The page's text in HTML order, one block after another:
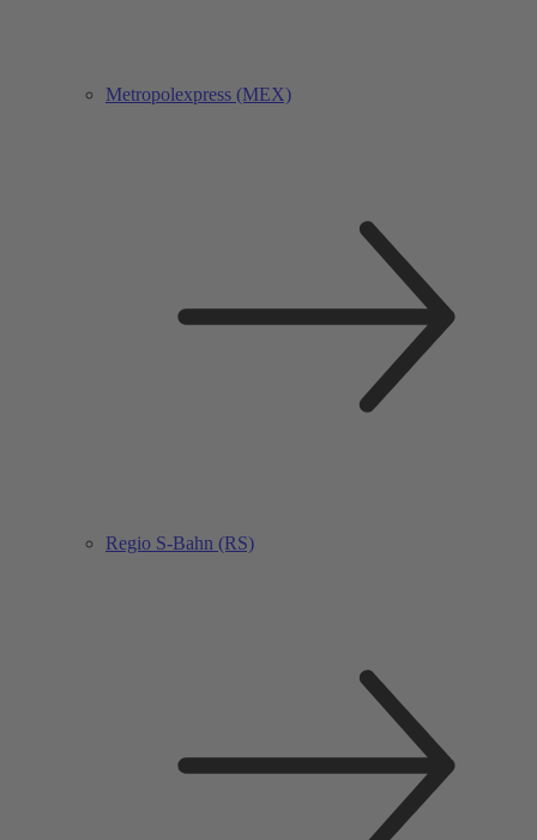
Metropolexpress (MEX)
Regio S-Bahn (RS)